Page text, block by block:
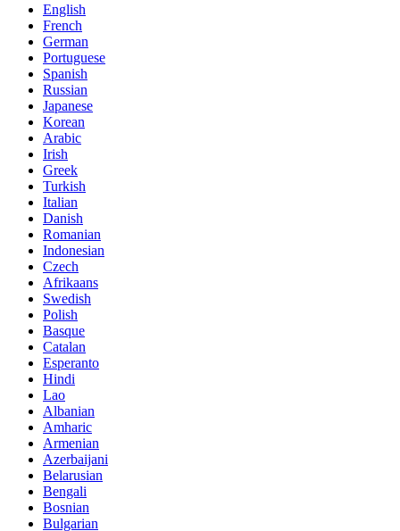
English
French
German
Portuguese
Spanish
Russian
Japanese
Korean
Arabic
Irish
Greek
Turkish
Italian
Danish
Romanian
Indonesian
Czech
Afrikaans
Swedish
Polish
Basque
Catalan
Esperanto
Hindi
Lao
Albanian
Amharic
Armenian
Azerbaijani
Belarusian
Bengali
Bosnian
Bulgarian